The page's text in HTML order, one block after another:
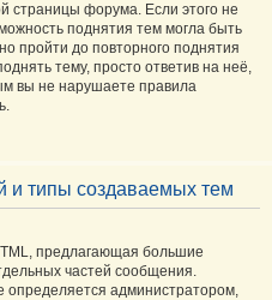
страницы форума. Если этого не
поднятия тем могла быть
пройти до повторного поднятия
тему, просто ответив на неё,
вы не нарушаете правила
и типы создаваемых тем
предлагающая большие
частей сообщения.
определяется администратором,